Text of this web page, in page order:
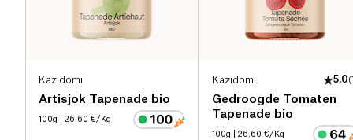
Kazidomi
Artisjok Tapenade bio
100g | 26.60 €/Kg
Kazidomi 5.0(
Gedroogde Tomaten
Tapenade bio
100g | 26.60 €/Kg
1.8 g